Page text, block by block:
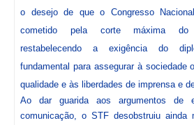
o desejo de que o Congresso
cometido pela corte máxima do
restabelecendo a exigência do
fundamental para assegurar à sociedade
qualidade e às liberdades de imprensa e
Ao dar guarida aos argumentos de
comunicação, o STF desobstruiu